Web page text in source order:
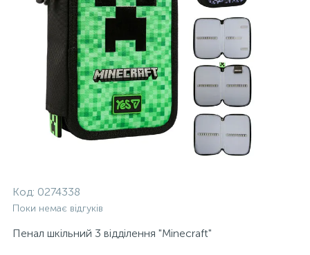
Код: 0274338
Поки немає відгуків
Пенал шкільний 3 відділення "Minecraft"